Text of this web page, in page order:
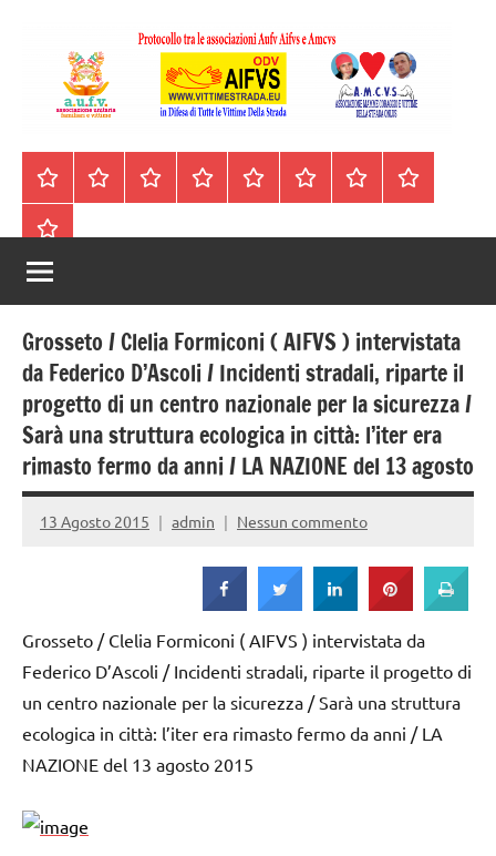
contenuto
A.I.F.V.S.
–
Associazione
Italiana
Familiari
e
Vittime
della
Strada
difesa
di
tutte
vittime
della
strada
HomepageSegnalazioni
Nord
Centro
Sud
ContattiIncidenti
Il
Archivio
Grosseto / Clelia Formiconi ( AIFVS ) intervistata
da Federico D’Ascoli / Incidenti stradali, riparte il
progetto di un centro nazionale per la sicurezza /
Sarà una struttura ecologica in città: l’iter era
rimasto fermo da anni / LA NAZIONE del 13 agosto
13 Agosto 2015 admin Nessun commento
Grosseto / Clelia Formiconi ( AIFVS ) intervistata da
Federico D’Ascoli / Incidenti stradali, riparte il progetto di
un centro nazionale per la sicurezza / Sarà una struttura
ecologica in città: l’iter era rimasto fermo da anni / LA
NAZIONE del 13 agosto 2015